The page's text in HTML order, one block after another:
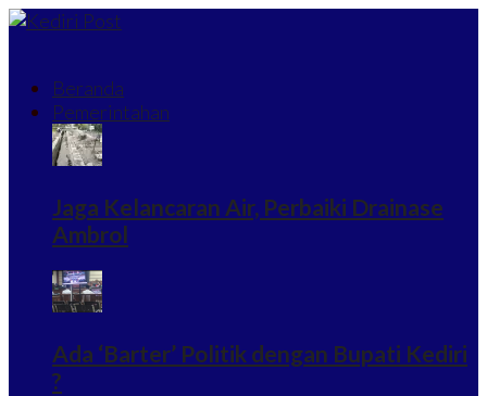
Beranda
Pemerintahan
Jaga Kelancaran Air, Perbaiki Drainase
Ambrol
Ada ‘Barter’ Politik dengan Bupati Kediri
?